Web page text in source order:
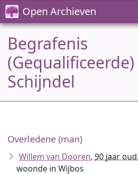
Open Archieven
Begrafenis
Schijndel
Overledene (man)
Willem van Dooren, 90 jaar oud
woonde in Wijbos